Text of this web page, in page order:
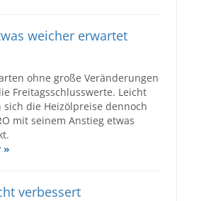
weicher erwartet
ohne große Veränderungen
Freitagsschlusswerte. Leicht
die Heizölpreise dennoch
mit seinem Anstieg etwas
»
verbessert